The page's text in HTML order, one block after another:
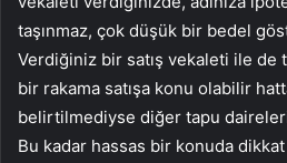
taşınmaz, çok düşük bir bedel
Verdiğiniz bir satış vekaleti ile de
bir rakama satışa konu olabilir
belirtilmediyse diğer tapu
Bu kadar hassas bir konuda